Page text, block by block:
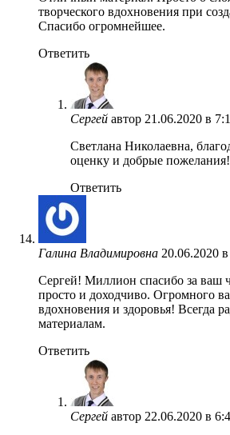
творческого вдохновения при
Спасибо огромнейшее.
Ответить
Сергей автор 21.06.2020 в
Светлана Николаевна,
оценку и добрые пожелания!
Ответить
Галина Владимировна 20.06.2020
Сергей! Миллион спасибо за ваш
просто и доходчиво. Огромного
вдохновения и здоровья! Всегда
материалам.
Ответить
Сергей автор 22.06.2020 в